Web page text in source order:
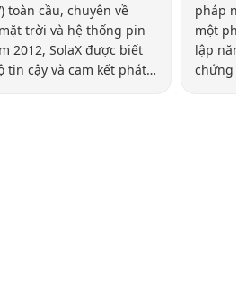
toàn cầu, chuyên về
trời và hệ thống pin
2012, SolaX được biết
tin cậy và cam kết phát
pháp
một
lập
chứng